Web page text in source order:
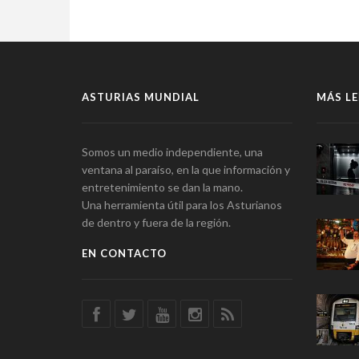
ASTURIAS MUNDIAL
Somos un medio independiente, una
ventana al paraíso, en la que información y
entretenimiento se dan la mano.
Una herramienta útil para los Asturianos
de dentro y fuera de la región.
EN CONTACTO
MÁS